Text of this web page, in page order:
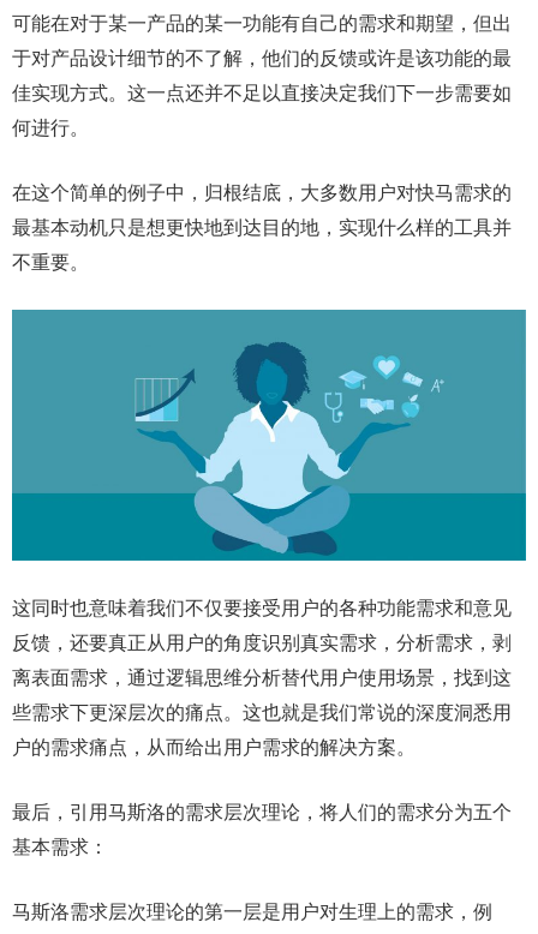
可能在对于某一产品的某一功能有自己的需求和期望，但出
于对产品设计细节的不了解，他们的反馈或许是该功能的最
佳实现方式。这一点还并不足以直接决定我们下一步需要如
何进行。
在这个简单的例子中，归根结底，大多数用户对快马需求的
最基本动机只是想更快地到达目的地，实现什么样的工具并
不重要。
这同时也意味着我们不仅要接受用户的各种功能需求和意见
反馈，还要真正从用户的角度识别真实需求，分析需求，剥
离表面需求，通过逻辑思维分析替代用户使用场景，找到这
些需求下更深层次的痛点。这也就是我们常说的深度洞悉用
户的需求痛点，从而给出用户需求的解决方案。
最后，引用马斯洛的需求层次理论，将人们的需求分为五个
基本需求：
马斯洛需求层次理论的第一层是用户对生理上的需求，例